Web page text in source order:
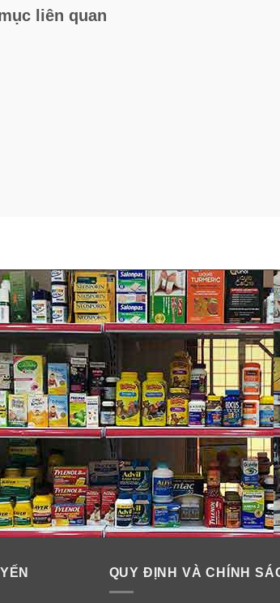
Centrum Adults Forte Essentials được xây
thiết yếu từ Centrum Forte Essentials mà nó
này của Centrum sẽ nhanh chóng được
bằng được sức khỏe tổng quát cũng như có
sức khỏe thì Vitamin dành cho người lớn
lực kém, tốc độ tăng độ cận thị nhanh…
cho người lớn Centrum Forte Essentials
Centrum Adults còn hỗ trợ cơ bắp chắc
khả năng chuyển hóa các chất dinh dưỡng.
liên quan
QUY ĐỊNH VÀ CHÍNH